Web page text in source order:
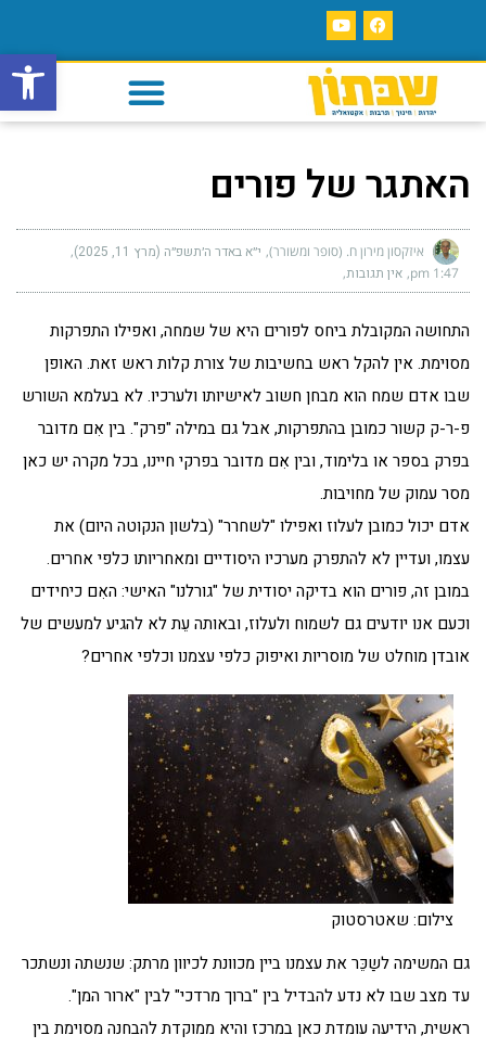
פתח
האתגר של פורים
איזקסון מירון ח. (סופר ומשורר) י״א באדר ה׳תשפ״ה (מרץ 11, 2025)
1:47 pm אין תגובות
התחושה המקובלת ביחס לפורים היא של שמחה, ואפילו התפרקות
מסוימת. אין להקל ראש בחשיבות של צורת קלות ראש זאת. האופן
שבו אדם שמח הוא מבחן חשוב לאישיותו ולערכיו. לא בעלמא השורש
פ-ר-ק קשור כמובן בהתפרקות, אבל גם במילה "פרק". בין אִם מדובר
בפרק בספר או בלימוד, ובין אִם מדובר בפרקי חיינו, בכל מקרה יש כאן
מסר עמוק של מחויבות.
אדם יכול כמובן לעלוז ואפילו "לשחרר" (בלשון הנקוטה היום) את
עצמו, ועדיין לא להתפרק מערכיו היסודיים ומאחריותו כלפי אחרים.
במובן זה, פורים הוא בדיקה יסודית של "גורלנו" האישי: האִם כיחידים
וכעם אנו יודעים גם לשמוח ולעלוז, ובאותה עֵת לא להגיע למעשים של
אובדן מוחלט של מוסריות ואיפוק כלפי עצמנו וכלפי אחרים?
צילום: שאטרסטוק
גם המשימה לשַכֵּר את עצמנו ביין מכוונת לכיוון מרתק: שנשתה ונשתכר
עד מצב שבו לא נדע להבדיל בין "ברוך מרדכי" לבין "ארור המן".
ראשית, הידיעה עומדת כאן במרכז והיא ממוקדת להבחנה מסוימת בין